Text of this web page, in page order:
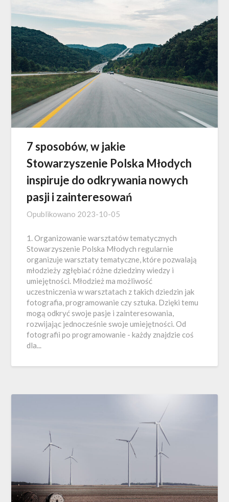
7 sposobów, w jakie
Stowarzyszenie Polska Młodych
inspiruje do odkrywania nowych
pasji i zainteresowań
Opublikowano 2023-10-05
1. Organizowanie warsztatów tematycznych
Stowarzyszenie Polska Młodych regularnie
organizuje warsztaty tematyczne, które pozwalają
młodzieży zgłębiać różne dziedziny wiedzy i
umiejętności. Młodzież ma możliwość
uczestniczenia w warsztatach z takich dziedzin jak
fotografia, programowanie czy sztuka. Dzięki temu
mogą odkryć swoje pasje i zainteresowania,
rozwijając jednocześnie swoje umiejętności. Od
fotografii po programowanie - każdy znajdzie coś
dla...